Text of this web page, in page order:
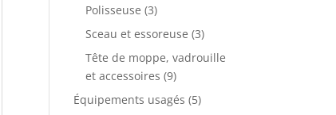
Polisseuse (3)
Sceau et essoreuse (3)
Tête de moppe, vadrouille
et accessoires (9)
Équipements usagés (5)